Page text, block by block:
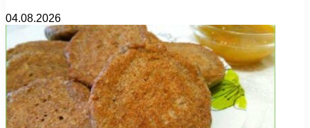
04.08.2026